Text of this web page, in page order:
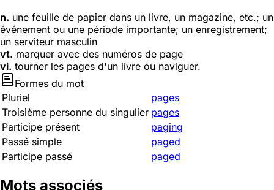
n. une feuille de papier dans un livre, un magazine, etc.; un
événement ou une période importante; un enregistrement;
un serviteur masculin
vt. marquer avec des numéros de page
vi. tourner les pages d'un livre ou naviguer.
Formes du mot
Pluriel
pages
Troisième personne du singulier pages
Participe présent
paging
Passé simple
paged
Participe passé
paged
Mots associés